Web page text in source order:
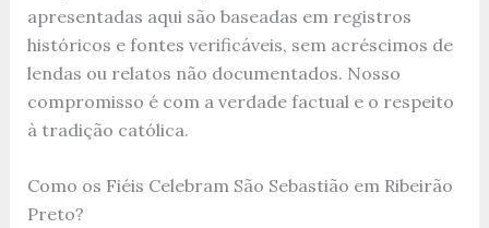
apresentadas aqui são baseadas em registros
históricos e fontes verificáveis, sem acréscimos de
lendas ou relatos não documentados. Nosso
compromisso é com a verdade factual e o respeito
à tradição católica.
Como os Fiéis Celebram São Sebastião em Ribeirão
Preto?